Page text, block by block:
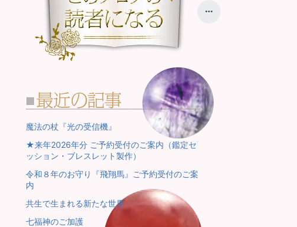
魔法の杖『光の受信機』
★来年2026年分 ご予約受付のご案内（鑑定セ
ッション・ブレスレット製作）
令和８年のお守り『飛翔馬』ご予約受付のご案
内
共生で生まれる新たな世界
七福神のご加護